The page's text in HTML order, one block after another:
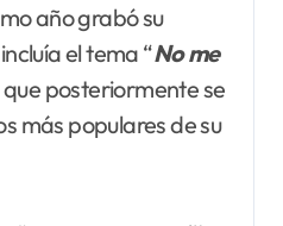
año grabó su
el tema “No me
que posteriormente se
más populares de su